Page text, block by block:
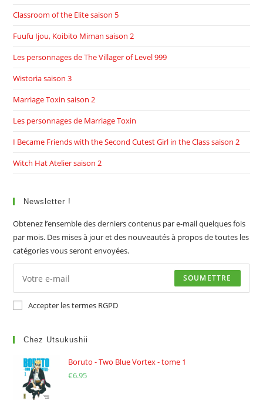
Classroom of the Elite saison 5
Fuufu Ijou, Koibito Miman saison 2
Les personnages de The Villager of Level 999
Wistoria saison 3
Marriage Toxin saison 2
Les personnages de Marriage Toxin
I Became Friends with the Second Cutest Girl in the Class saison 2
Witch Hat Atelier saison 2
Newsletter !
Obtenez l’ensemble des derniers contenus par e-mail quelques fois
par mois. Des mises à jour et des nouveautés à propos de toutes les
catégories vous seront envoyées.
SOUMETTRE
Accepter les termes RGPD
Chez Utsukushii
Boruto - Two Blue Vortex - tome 1
€6.95